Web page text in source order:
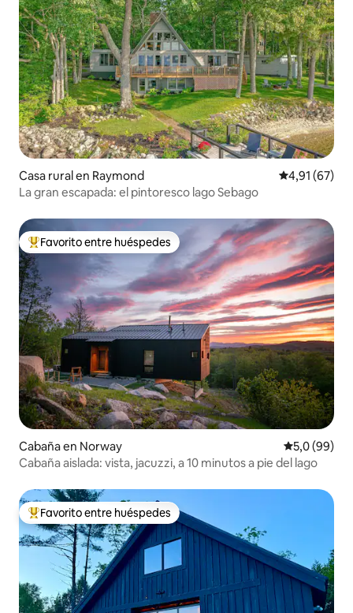
Casa rural en Raymond Calificación
4,91 (67)
La gran escapada: el pintoresco lago Sebago
Favorito entre los huéspedes más destacados
Favorito entre huéspedes
Cabaña en Norway Calificación
5,0 (99)
Cabaña aislada: vista, jacuzzi, a 10 minutos a pie del lago
Favorito entre los huéspedes más destacados
Favorito entre huéspedes